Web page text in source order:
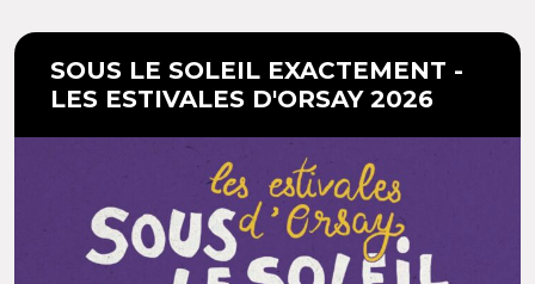
SOUS LE SOLEIL EXACTEMENT -
LES ESTIVALES D'ORSAY 2026